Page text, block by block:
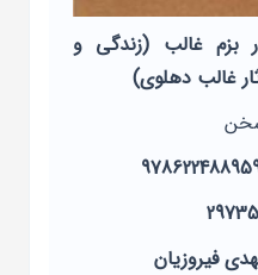
بزم غالب (زندگی و
غالب دهلوی)
فیروزیان